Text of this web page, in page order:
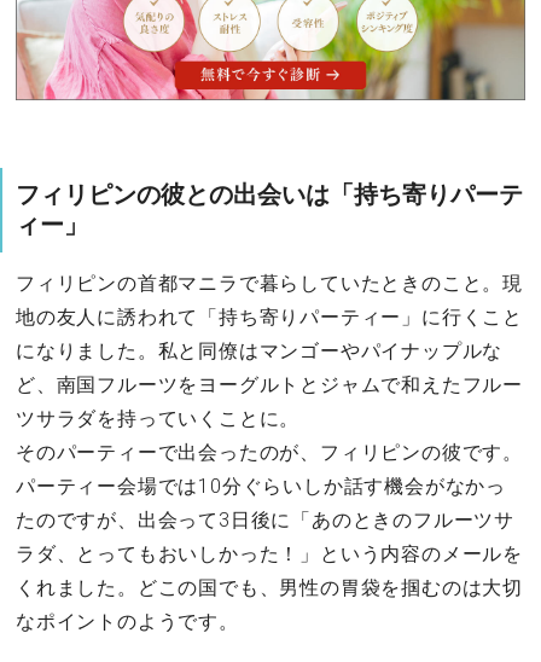
フィリピンの彼との出会いは「持ち寄りパーテ
ィー」
フィリピンの首都マニラで暮らしていたときのこと。現
地の友人に誘われて「持ち寄りパーティー」に行くこと
になりました。私と同僚はマンゴーやパイナップルな
ど、南国フルーツをヨーグルトとジャムで和えたフルー
ツサラダを持っていくことに。
そのパーティーで出会ったのが、フィリピンの彼です。
パーティー会場では10分ぐらいしか話す機会がなかっ
たのですが、出会って3日後に「あのときのフルーツサ
ラダ、とってもおいしかった！」という内容のメールを
くれました。どこの国でも、男性の胃袋を掴むのは大切
なポイントのようです。